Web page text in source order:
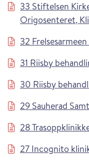
33 Stiftelsen
Origosenteret,
32
31 Riisby
30 Riisby
29 Sauherad
28
27 Incognito